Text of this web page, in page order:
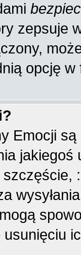
zepsuje
opcję w
Emocji